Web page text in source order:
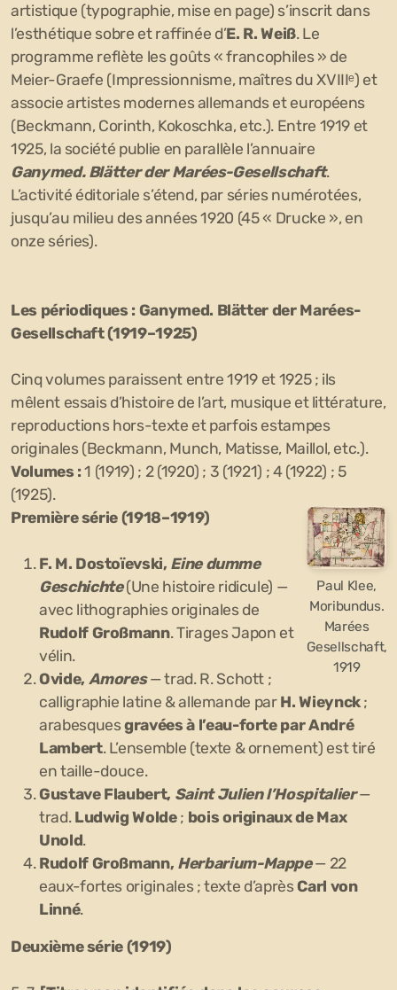
artistique (typographie, mise en page) s’inscrit dans
l’esthétique sobre et raffinée d’E. R. Weiß. Le
programme reflète les goûts « francophiles » de
Meier-Graefe (Impressionnisme, maîtres du XVIIIᵉ) et
associe artistes modernes allemands et européens
(Beckmann, Corinth, Kokoschka, etc.). Entre 1919 et
1925, la société publie en parallèle l’annuaire
Ganymed. Blätter der Marées-Gesellschaft.
L’activité éditoriale s’étend, par séries numérotées,
jusqu’au milieu des années 1920 (45 « Drucke », en
onze séries).
Les périodiques : Ganymed. Blätter der Marées-
Gesellschaft(1919–1925)
Cinq volumes paraissent entre 1919 et 1925 ; ils
mêlent essais d’histoire de l’art, musique et littérature,
reproductions hors-texte et parfois estampes
originales (Beckmann, Munch, Matisse, Maillol, etc.).
Volumes : 1 (1919) ; 2 (1920) ; 3 (1921) ; 4 (1922) ; 5
(1925).
Paul Klee,
Moribundus.
Marées
Gesellschaft,
1919
Première série (1918–1919)
F. M. Dostoïevski, Eine dumme
Geschichte(Une histoire ridicule) —
avec lithographies originales de
Rudolf Großmann. Tirages Japon et
vélin.
Ovide, Amores— trad. R. Schott ;
calligraphie latine & allemande par H. Wieynck;
arabesquesgravées à l’eau-forte par André
Lambert. L’ensemble (texte & ornement) est tiré
en taille-douce.
Gustave Flaubert, Saint Julien l’Hospitalier—
trad. Ludwig Wolde; bois originaux de Max
Unold.
Rudolf Großmann, Herbarium-Mappe— 22
eaux-fortes originales ; texte d’aprèsCarl von
Linné.
Deuxième série (1919)